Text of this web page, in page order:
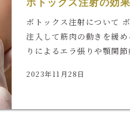
ボトックス注射の効
ボトックス注射について
注入して筋肉の動きを緩
りによるエラ張りや顎関
2023年11月28日